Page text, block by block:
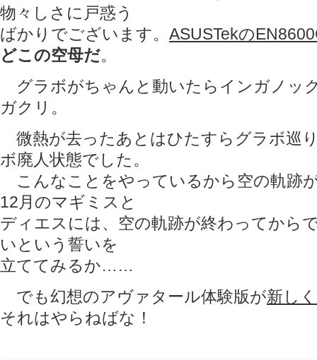
物々しさに戸惑う
ばかりでございます。 ASUSTekの
どこの空母だ。
グラボがちゃんと動いたらインガノ
ガクリ。
微熱が去ったあとはひたすらグラボ巡
ボ廃人状態でした。
こんなことをやっているから空の軌跡
12月のマギミスと
ディエスには、空の軌跡が終わってから
いという誓いを
立ててみるか……
でも幻想のアヴァタール体験版が新し
それはやらねばな！